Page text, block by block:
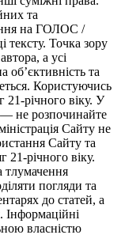
та
на ГОЛОС /
тексту. Точка зору
а усі
об’єктивність та
Користуючись
21-річного віку. У
— не розпочинайте
Сайту не
Сайту та
21-річного віку.
тлумачення
погляди та
до статей, а
Інформаційні
власністю